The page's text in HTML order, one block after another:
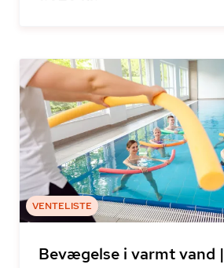
VENTELISTE
Bevægelse i varmt vand |